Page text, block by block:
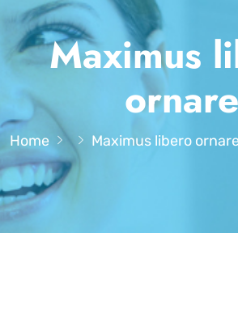
Maximus
ornare
Home Maximus libero